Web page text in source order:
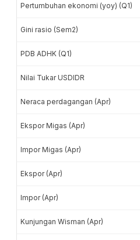
Pertumbuhan ekonomi (yoy) (Q1)
Gini rasio (Sem2)
PDB ADHK (Q1)
Nilai Tukar USDIDR
Neraca perdagangan (Apr)
Ekspor Migas (Apr)
Impor Migas (Apr)
Ekspor (Apr)
Impor (Apr)
Kunjungan Wisman (Apr)